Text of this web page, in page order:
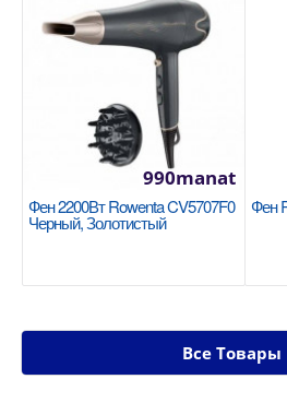
Фен 2200Вт Rowenta CV5707F0
Черный, Золотистый
990manat
Фен
Все Товары